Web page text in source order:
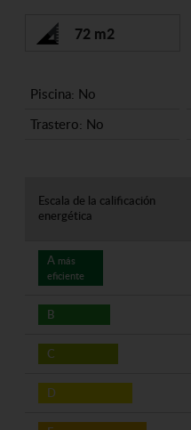
72 m2
Piscina: No
Trastero: No
Escala de la calificación
energética
A más
eficiente
B
C
D